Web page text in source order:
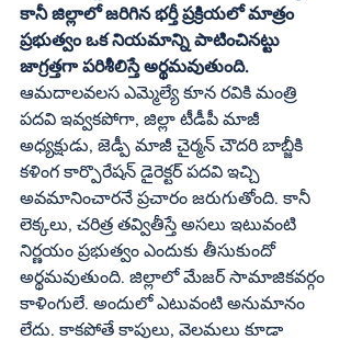
కానీ జిల్లాలో జరిగిన భర్తీ ప్రక్రియలో మాత్రం
ప్రభుత్వం ఒక నియమాన్ని పాటించినట్టు
జాగ్రత్తగా పరిశీలిస్తే అర్థమవుతుంది.
ఆమదాలవలస ఎమ్మెల్యే కూన రవికి మంత్రి
పదవి ఇవ్వకపోగా, జిల్లా టీడీపీ మాజీ
అధ్యక్షుడు, జెడ్పీ మాజీ చైర్మన్‌ చౌదరి బాబ్జీకి
కళింగ కార్పొరేషన్‌ డైరెక్టర్‌ పదవి ఇచ్చి
అవమానించారనే ప్రచారం జరుగుతోంది. కానీ
లెక్కలు, చరిత్ర తవ్వితీస్తే అసలు ఇటువంటి
నిర్ణయం ప్రభుత్వం ఎందుకు తీసుకుందో
అర్థమవుతుంది. జిల్లాలో మేజర్‌ సామాజికవర్గం
కాళింగులే. అందులో ఎటువంటి అనుమానం
లేదు. కాకపోతే కాపులు, వెలమలు కూడా